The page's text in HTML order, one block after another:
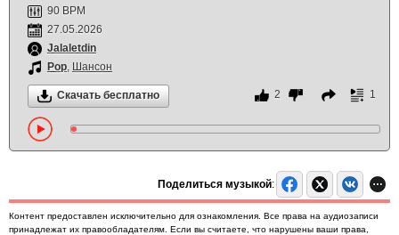
90 BPM
27.05.2026
Jalaletdin
Pop, Шансон
Скачать бесплатно 2 1
Поделиться музыкой:
Контент предоставлен исключительно для ознакомления. Все права на аудиозаписи
принадлежат их правообладателям. Если вы считаете, что нарушены ваши права,